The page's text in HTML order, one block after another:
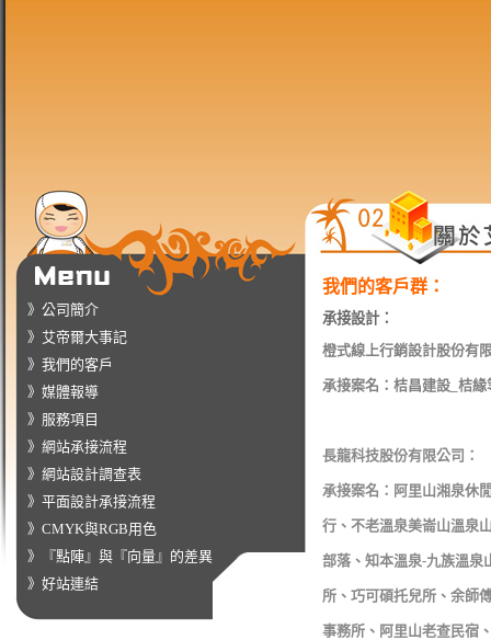
》公司簡介
》艾帝爾大事記
》我們的客戶
》媒體報導
》服務項目
》網站承接流程
》網站設計調查表
》平面設計承接流程
》CMYK與RGB用色
》『點陣』與『向量』的差異
》好站連結
我們的客戶群：
承接設計：
橙式線上行銷設計股份有
承接案名：桔昌建設_桔緣
長龍科技股份有限公司：
承接案名：阿里山湘泉休
行、不老溫泉美崙山溫泉
部落、知本溫泉-九族溫泉
所、巧可碩托兒所、余師
事務所、阿里山老查民宿